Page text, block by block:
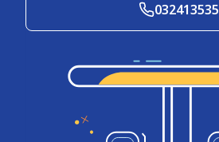
032413535